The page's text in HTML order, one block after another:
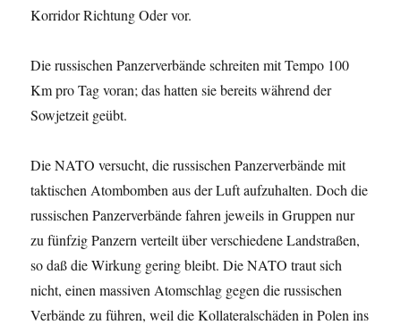
Korridor Richtung Oder vor.
Die russischen Panzerverbände schreiten mit Tempo 100
Km pro Tag voran; das hatten sie bereits während der
Sowjetzeit geübt.
Die NATO versucht, die russischen Panzerverbände mit
taktischen Atombomben aus der Luft aufzuhalten. Doch die
russischen Panzerverbände fahren jeweils in Gruppen nur
zu fünfzig Panzern verteilt über verschiedene Landstraßen,
so daß die Wirkung gering bleibt. Die NATO traut sich
nicht, einen massiven Atomschlag gegen die russischen
Verbände zu führen, weil die Kollateralschäden in Polen ins